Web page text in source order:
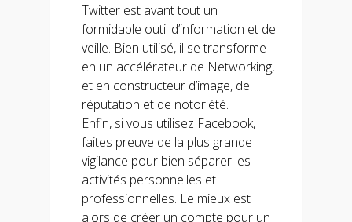
Twitter est avant tout un
formidable outil d’information et de
veille. Bien utilisé, il se transforme
en un accélérateur de Networking,
et en constructeur d’image, de
réputation et de notoriété.
Enfin, si vous utilisez Facebook,
faites preuve de la plus grande
vigilance pour bien séparer les
activités personnelles et
professionnelles. Le mieux est
alors de créer un compte pour un